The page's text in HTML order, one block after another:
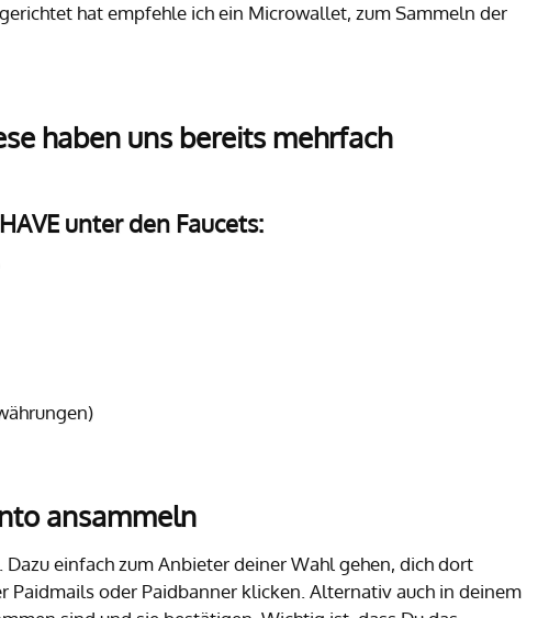
hat empfehle ich ein Microwallet, zum Sammeln der
haben uns bereits mehrfach
unter den Faucets:
ansammeln
einfach zum Anbieter deiner Wahl gehen, dich dort
oder Paidbanner klicken. Alternativ auch in deinem